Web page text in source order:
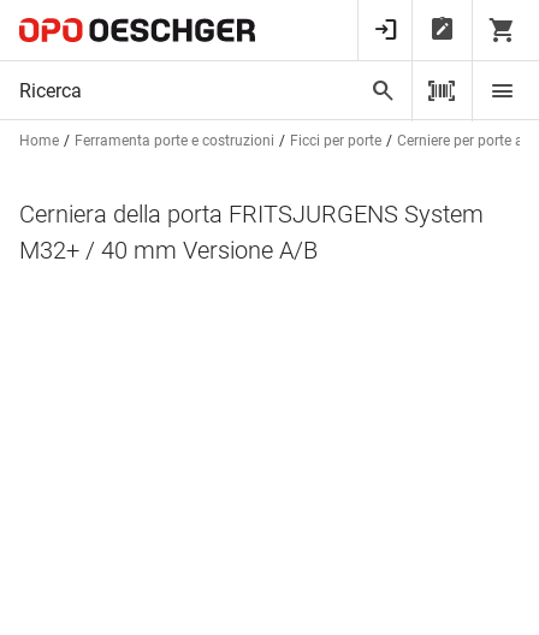
Home Ferramenta porte e costruzioni Ficci per porte Cerniere per porte a
Cerniera della porta FRITSJURGENS System
M32+ / 40 mm Versione A/B